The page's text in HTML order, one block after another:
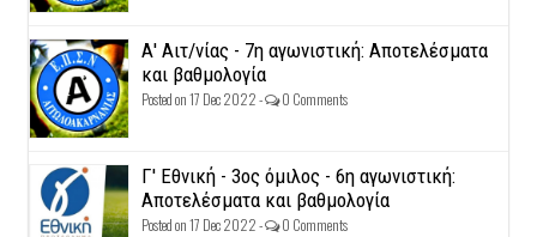
Α' Αιτ/νίας - 7η αγωνιστική: Αποτελέσματα
και βαθμολογία
Posted on 17 Dec 2022 - 0 Comments
Γ' Εθνική - 3ος όμιλος - 6η αγωνιστική:
Αποτελέσματα και βαθμολογία
Posted on 17 Dec 2022 - 0 Comments